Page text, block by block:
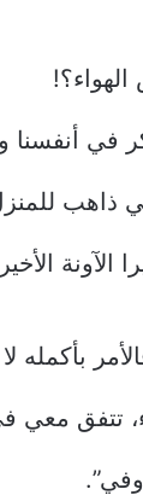
في أنفسنا
ذاهب
بأكمله
تتفق معي